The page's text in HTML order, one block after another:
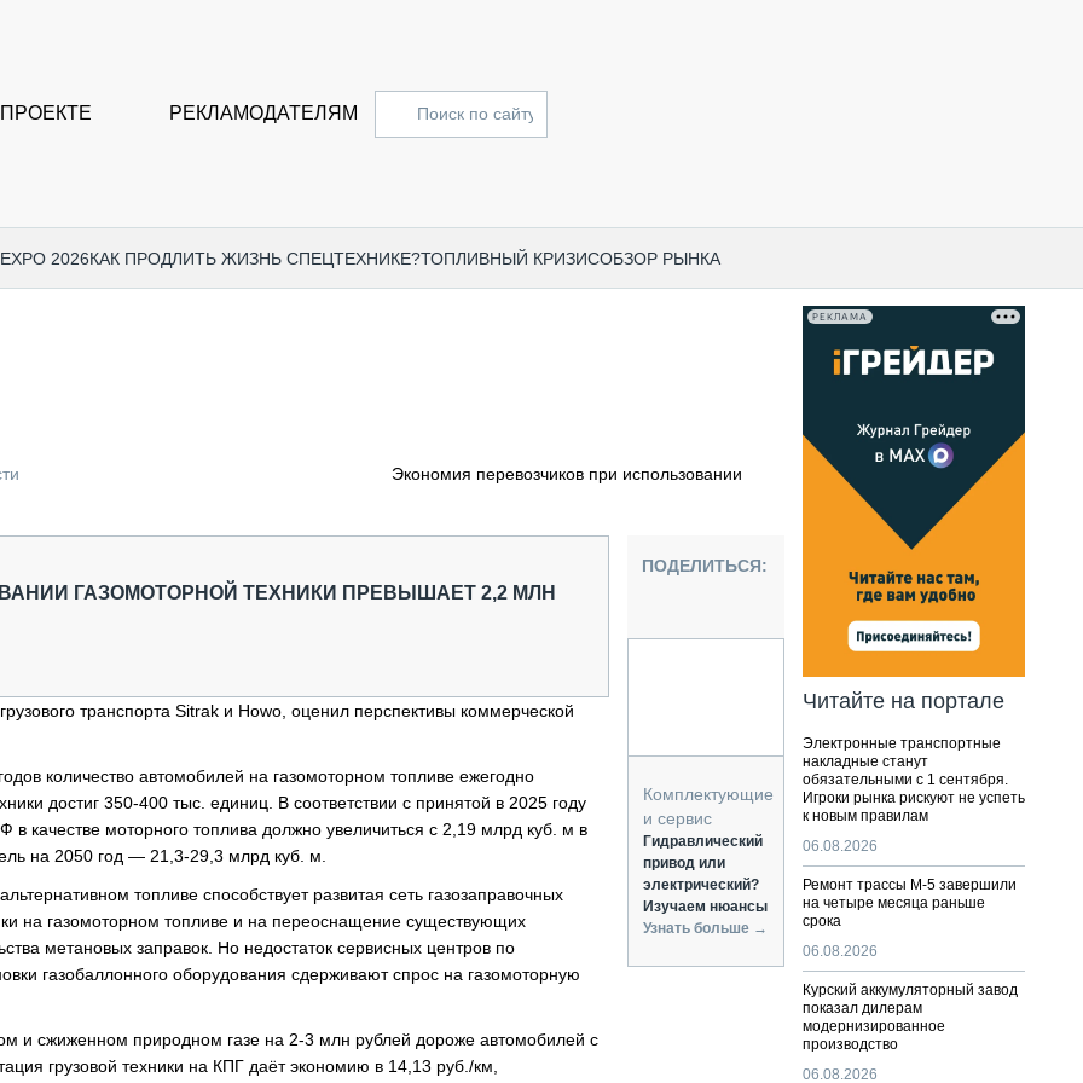
РЕКЛАМОДАТЕЛЯМ
2026КАК ПРОДЛИТЬ ЖИЗНЬ СПЕЦТЕХНИКЕ?ТОПЛИВНЫЙ КРИЗИСОБЗОР РЫНКА
БЛИЖАЙШИЕ МЕРОПРИЯТИЯ
ПОДЪЁМНАЯ ТЕХНИКА
ПАССАЖИРСКИЙ ТРАНСПОРТ
ЛОГИСТИКА И СКЛАД
КОМПЛЕКТУЮЩИЕ И СЕРВИС
Экономия перевозчиков при использовании
ГАЗОМОТОРНОЙ ТЕХНИКИ ПРЕВЫШАЕТ 2,2 МЛН
транспорта Sitrak и Howo, оценил перспективы коммерческой
количество автомобилей на газомоторном топливе ежегодно
достиг 350-400 тыс. единиц. В соответствии с принятой в 2025 году
в качестве моторного топлива должно увеличиться с 2,19 млрд куб. м в
на 2050 год — 21,3-29,3 млрд куб. м.
топливе способствует развитая сеть газозаправочных
на газомоторном топливе и на переоснащение существующих
метановых заправок. Но недостаток сервисных центров по
газобаллонного оборудования сдерживают спрос на газомоторную
и сжиженном природном газе на 2-3 млн рублей дороже автомобилей с
грузовой техники на КПГ даёт экономию в 14,13 руб./км,
ПОДЕЛИТЬСЯ:
Комплектующие
и сервис
Гидравлический
привод или
электрический?
Изучаем нюансы
Узнать больше →
РЕКЛАМА
Читайте на портале
Электронные транспортные
накладные станут
обязательными с 1 сентября.
Игроки рынка рискуют не успеть
к новым правилам
06.08.2026
Ремонт трассы М-5 завершили
на четыре месяца раньше
срока
06.08.2026
Курский аккумуляторный завод
показал дилерам
модернизированное
производство
06.08.2026